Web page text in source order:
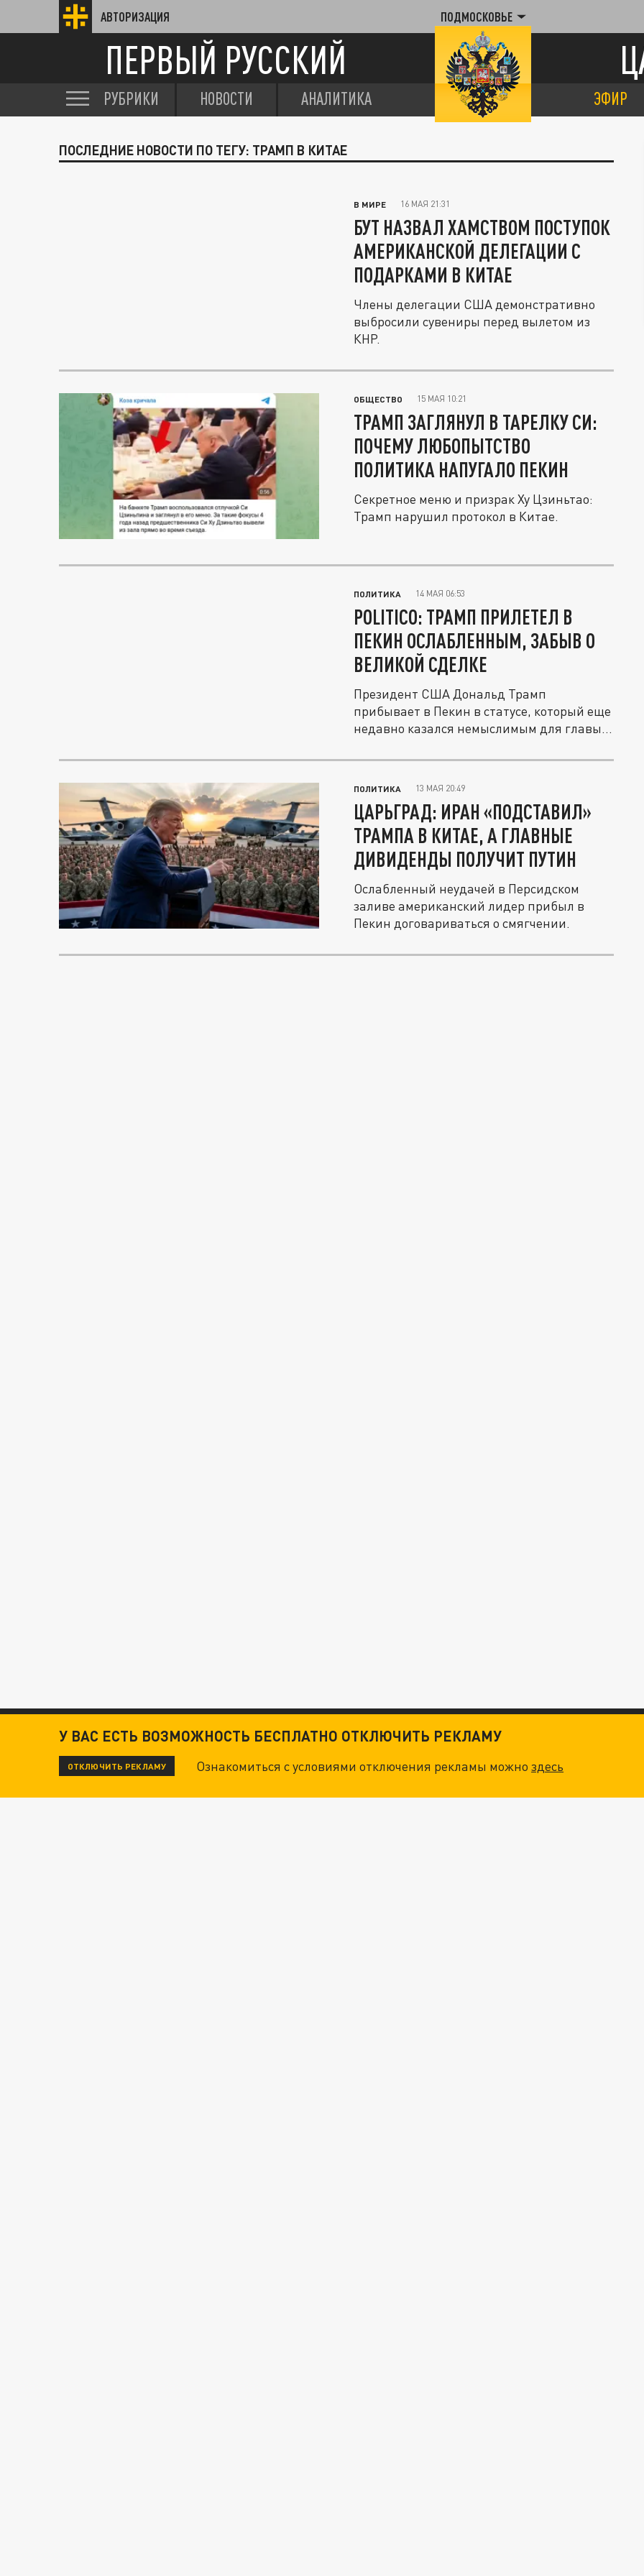
АВТОРИЗАЦИЯ ПОДМОСКОВЬЕ
ПЕРВЫЙ РУССКИЙ
РУБРИКИ НОВОСТИ АНАЛИТИКА ЭФИР
ПОСЛЕДНИЕ НОВОСТИ ПО ТЕГУ: ТРАМП В КИТАЕ
В МИРЕ 16 МАЯ 21:31
БУТ НАЗВАЛ ХАМСТВОМ ПОСТУПОК
АМЕРИКАНСКОЙ ДЕЛЕГАЦИИ С
ПОДАРКАМИ В КИТАЕ
Члены делегации США демонстративно
выбросили сувениры перед вылетом из
КНР.
ОБЩЕСТВО 15 МАЯ 10:21
ТРАМП ЗАГЛЯНУЛ В ТАРЕЛКУ СИ:
ПОЧЕМУ ЛЮБОПЫТСТВО
ПОЛИТИКА НАПУГАЛО ПЕКИН
Секретное меню и призрак Ху Цзиньтао:
Трамп нарушил протокол в Китае.
ПОЛИТИКА 14 МАЯ 06:53
POLITICO: ТРАМП ПРИЛЕТЕЛ В
ПЕКИН ОСЛАБЛЕННЫМ, ЗАБЫВ О
ВЕЛИКОЙ СДЕЛКЕ
Президент США Дональд Трамп
прибывает в Пекин в статусе, который еще
недавно казался немыслимым для главы...
ПОЛИТИКА 13 МАЯ 20:49
ЦАРЬГРАД: ИРАН «ПОДСТАВИЛ»
ТРАМПА В КИТАЕ, А ГЛАВНЫЕ
ДИВИДЕНДЫ ПОЛУЧИТ ПУТИН
Ослабленный неудачей в Персидском
заливе американский лидер прибыл в
Пекин договариваться о смягчении.
У ВАС ЕСТЬ ВОЗМОЖНОСТЬ БЕСПЛАТНО ОТКЛЮЧИТЬ РЕКЛАМУ
ОТКЛЮЧИТЬ РЕКЛАМУ Ознакомиться с условиями отключения рекламы можноздесь